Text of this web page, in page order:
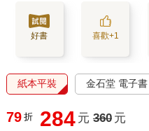
好書 喜歡+1
紙本平裝 金石堂 電子書
79 折 284 元 360 元